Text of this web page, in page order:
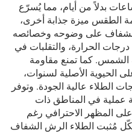
بدلاً من أيام، مما يُسرّع
الطقس ميزة جذابة أخرى،
على وضوحه وخصائصه
درجات الحرارة، والتقلبات في
الشمس. كما تمنع مقاومة
الحيوية الأصلية لسنوات،
الطلاء عالية الجودة. وتوفر
عملية في المناطق ذات
على المظهر الاحترافي رغم
مُثبت الطلاء الرش الشفاف